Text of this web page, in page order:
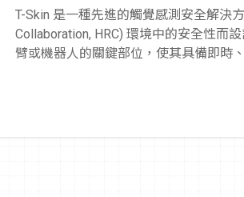
T-Skin 是一種先進的觸覺感測安全解決
Collaboration, HRC) 環境中的安全性而
臂或機器人的關鍵部位，使其具備即時